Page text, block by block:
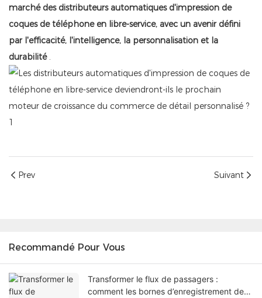
marché des distributeurs automatiques d'impression de
coques de téléphone en libre-service, avec un avenir défini
par l'efficacité, l'intelligence, la personnalisation et la
durabilité.
Prev Suivant
Recommandé Pour Vous
Transformer le flux de passagers :
comment les bornes d’enregistrement de